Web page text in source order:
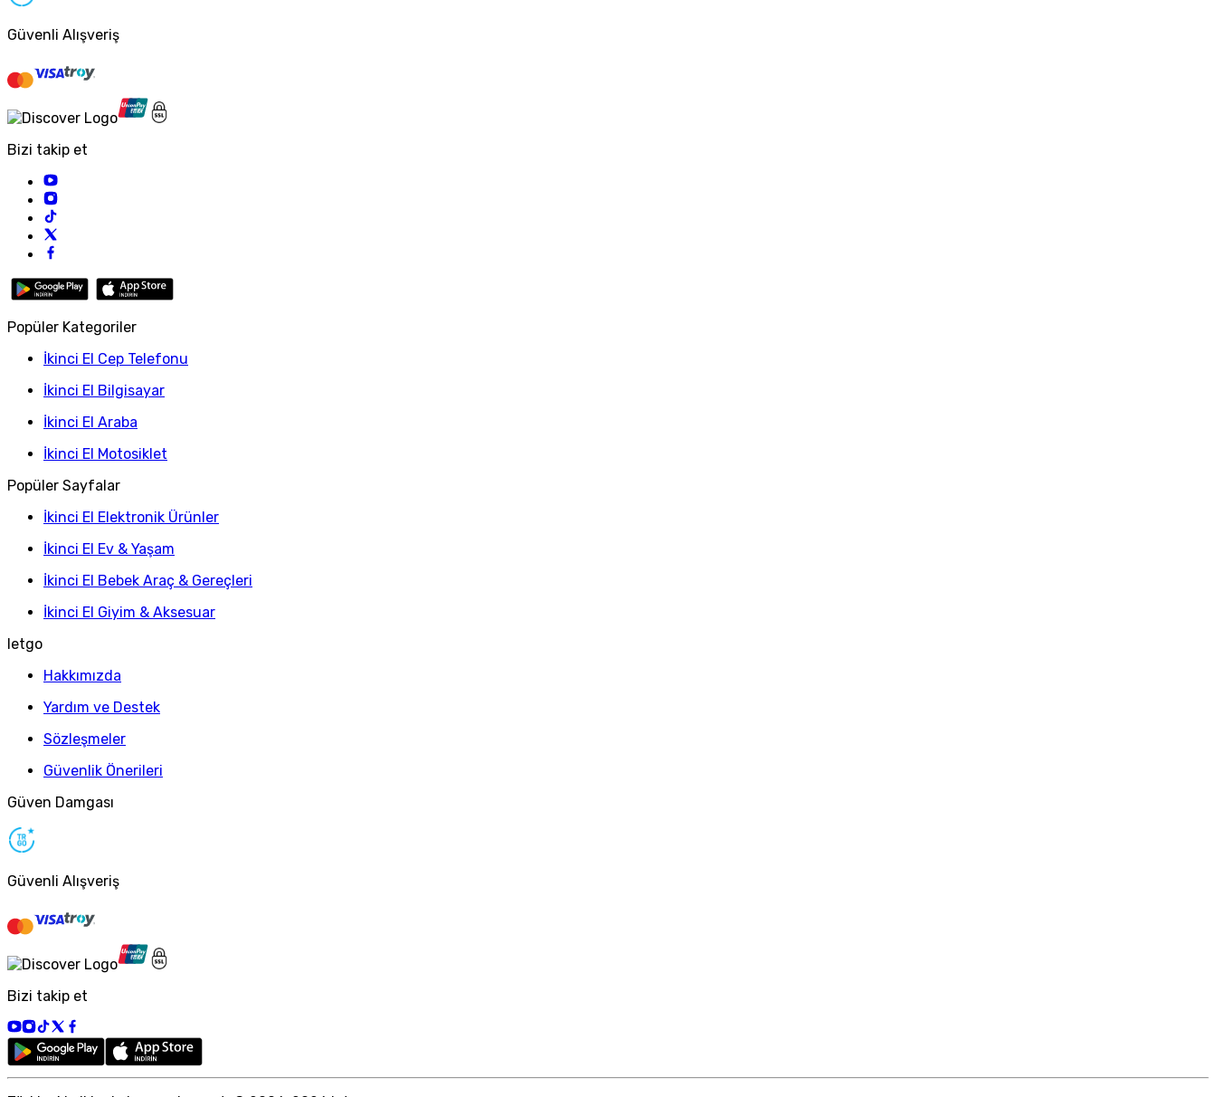
Güvenli Alışveriş
Bizi takip et
Popüler Kategoriler
İkinci El Cep Telefonu
İkinci El Bilgisayar
İkinci El Araba
İkinci El Motosiklet
Popüler Sayfalar
İkinci El Elektronik Ürünler
İkinci El Ev & Yaşam
İkinci El Bebek Araç & Gereçleri
İkinci El Giyim & Aksesuar
letgo
Hakkımızda
Yardım ve Destek
Sözleşmeler
Güvenlik Önerileri
Güven Damgası
Güvenli Alışveriş
Bizi takip et